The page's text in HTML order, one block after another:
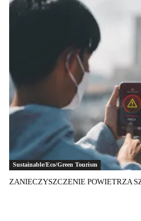
Sustainable/Eco/Green Tourism
ZANIECZYSZCZENIE POWIETRZA